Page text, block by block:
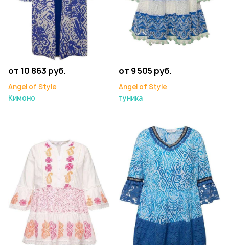
от 10 863 руб.
Angel of Style
Кимоно
от 9 505 руб.
Angel of Style
туника